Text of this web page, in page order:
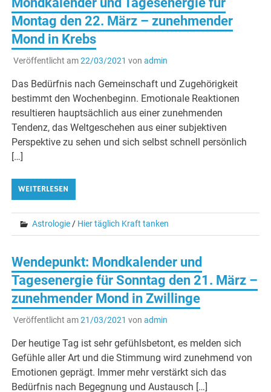
Montag den 22. März – zunehmender
Mond in Krebs
Veröffentlicht am22/03/2021 von admin
Das Bedürfnis nach Gemeinschaft und Zugehörigkeit
bestimmt den Wochenbeginn. Emotionale Reaktionen
resultieren hauptsächlich aus einer zunehmenden
Tendenz, das Weltgeschehen aus einer subjektiven
Perspektive zu sehen und sich selbst schnell persönlich
[…]
WEITERLESEN
Astrologie / Hier täglich Kraft tanken
Wendepunkt: Mondkalender und
Tagesenergie für Sonntag den 21. März –
zunehmender Mond in Zwillinge
Veröffentlicht am21/03/2021 von admin
Der heutige Tag ist sehr gefühlsbetont, es melden sich
Gefühle aller Art und die Stimmung wird zunehmend von
Emotionen geprägt. Immer mehr verstärkt sich das
Bedürfnis nach Begegnung und Austausch […]